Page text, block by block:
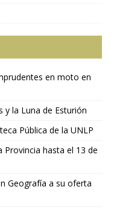
en moto en
y la Luna de Esturión
Pública de la UNLP
hasta el 13 de
Geografía a su oferta